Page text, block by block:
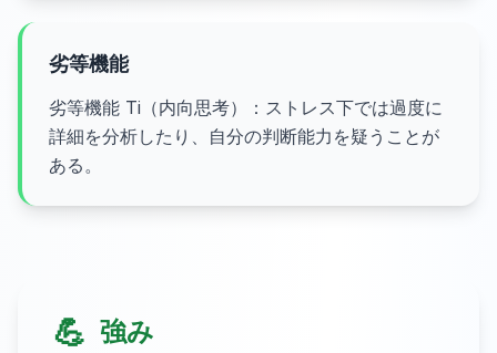
劣等機能
劣等機能 Ti（内向思考）：ストレス下では過度に
詳細を分析したり、自分の判断能力を疑うことが
ある。
💪 強み